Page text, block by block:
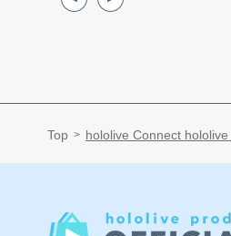
Top hololive Connect